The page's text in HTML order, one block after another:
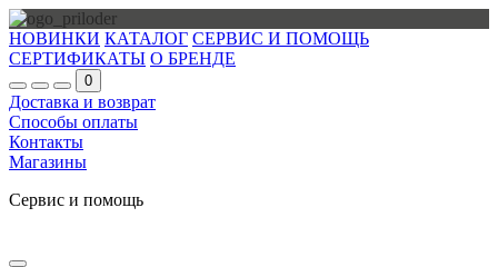
НОВИНКИ КАТАЛОГ СЕРВИС И ПОМОЩЬ
СЕРТИФИКАТЫ О БРЕНДЕ
0
Доставка и возврат
Способы оплаты
Контакты
Магазины
Сервис и помощь